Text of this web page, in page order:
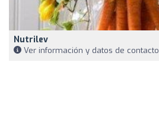
Nutrilev
Ver información y datos de contacto